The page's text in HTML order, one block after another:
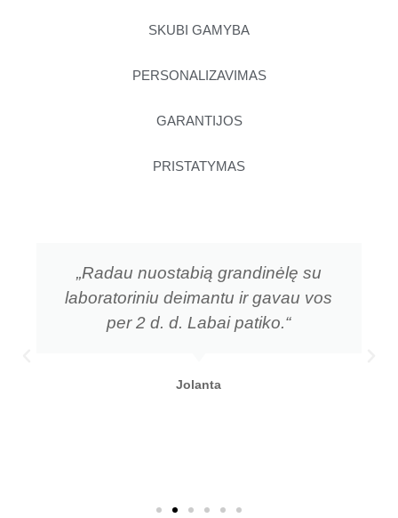
SKUBI GAMYBA
PERSONALIZAVIMAS
GARANTIJOS
PRISTATYMAS
„Radau nuostabią grandinėlę su
laboratoriniu deimantu ir gavau vos
per 2 d. d. Labai patiko.“
Jolanta